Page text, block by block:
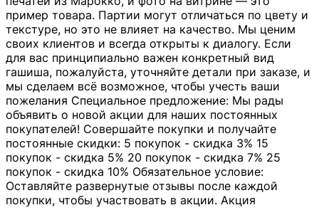
пример товара. Партии могут отличаться по цвету и
текстуре, но это не влияет на качество. Мы ценим
своих клиентов и всегда открыты к диалогу. Если
для вас принципиально важен конкретный вид
гашиша, пожалуйста, уточняйте детали при заказе, и
мы сделаем всё возможное, чтобы учесть ваши
пожелания Специальное предложение: Мы рады
объявить о новой акции для наших постоянных
покупателей! Совершайте покупки и получайте
постоянные скидки: 5 покупок - скидка 3% 15
покупок - скидка 5% 20 покупок - скидка 7% 25
покупок - скидка 10% Обязательное условие:
Оставляйте развернутые отзывы после каждой
покупки, чтобы участвовать в акции. Акция